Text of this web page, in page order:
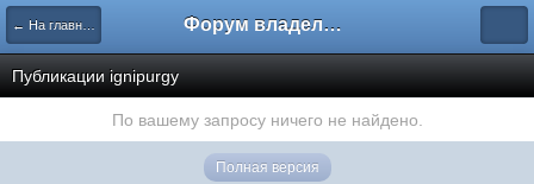
← На главную Форум владельцев интернет-магазинов
Публикации ignipurgy
По вашему запросу ничего не найдено.
Полная версия